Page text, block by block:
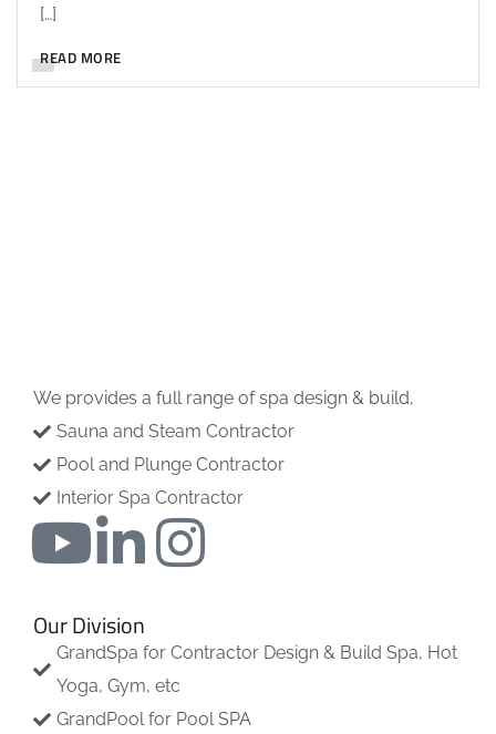
[…]
READ MORE
We provides a full range of spa design & build,
Sauna and Steam Contractor
Pool and Plunge Contractor
Interior Spa Contractor
Our Division
GrandSpa for Contractor Design & Build Spa, Hot
Yoga, Gym, etc
GrandPool for Pool SPA